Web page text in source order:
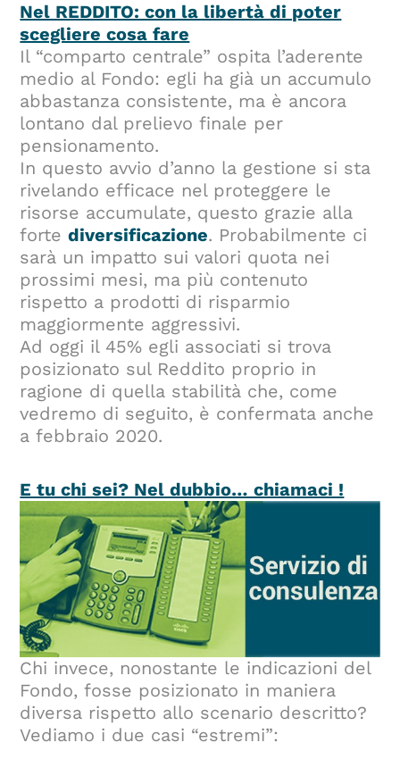
Nel REDDITO: con la libertà di poter
scegliere cosa fare
Il “comparto centrale” ospita l’aderente
medio al Fondo: egli ha già un accumulo
abbastanza consistente, ma è ancora
lontano dal prelievo finale per
pensionamento.
In questo avvio d’anno la gestione si sta
rivelando efficace nel proteggere le
risorse accumulate, questo grazie alla
fortediversificazione. Probabilmente ci
sarà un impatto sui valori quota nei
prossimi mesi, ma più contenuto
rispetto a prodotti di risparmio
maggiormente aggressivi.
Ad oggi il 45% egli associati si trova
posizionato sul Reddito proprio in
ragione di quella stabilità che, come
vedremo di seguito, è confermata anche
a febbraio 2020.
E tu chi sei? Nel dubbio… chiamaci !
Chi invece, nonostante le indicazioni del
Fondo, fosse posizionato in maniera
diversa rispetto allo scenario descritto?
Vediamo i due casi “estremi”: